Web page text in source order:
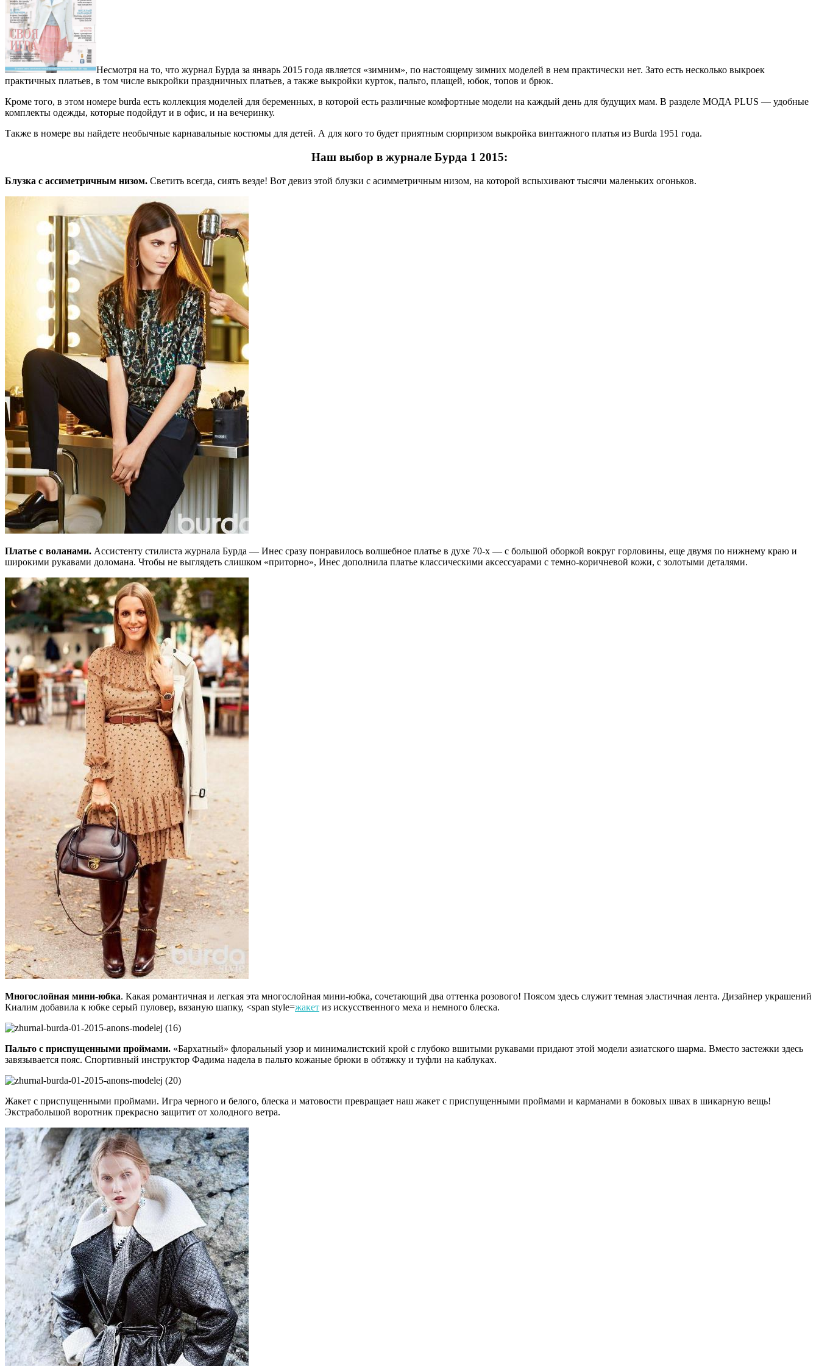
Несмотря на то, что журнал Бурда за январь 2015 года является «зимним», по настоящему зимних моделей в нем практически нет. Зато есть несколько выкроек
практичных платьев, в том числе выкройки праздничных платьев, а также выкройки курток, пальто, плащей, юбок, топов и брюк.
Кроме того, в этом номере burda есть коллекция моделей для беременных, в которой есть различные комфортные модели на каждый день для будущих мам. В разделе МОДА PLUS — удобные
комплекты одежды, которые подойдут и в офис, и на вечеринку.
Также в номере вы найдете необычные карнавальные костюмы для детей. А для кого то будет приятным сюрпризом выкройка винтажного платья из Burda 1951 года.
Наш выбор в журнале Бурда 1 2015:
Блузка с ассиметричным низом. Светить всегда, сиять везде! Вот девиз этой блузки с асимметричным низом, на которой вспыхивают тысячи маленьких огоньков.
Платье с воланами. Ассистенту стилиста журнала Бурда — Инес сразу понравилось волшебное платье в духе 70-х — с большой оборкой вокруг горловины, еще двумя по нижнему краю и
широкими рукавами доломана. Чтобы не выглядеть слишком «приторно», Инес дополнила платье классическими аксессуарами с темно-коричневой кожи, с золотыми деталями.
Многослойная мини-юбка. Какая романтичная и легкая эта многослойная мини-юбка, сочетающий два оттенка розового! Поясом здесь служит темная эластичная лента. Дизайнер украшений
Киалим добавила к юбке серый пуловер, вязаную шапку, <span style=жакет из искусственного меха и немного блеска.
Пальто с приспущенными проймами. «Бархатный» флоральный узор и минималистский крой с глубоко вшитыми рукавами придают этой модели азиатского шарма. Вместо застежки здесь
завязывается пояс. Спортивный инструктор Фадима надела в пальто кожаные брюки в обтяжку и туфли на каблуках.
Жакет с приспущенными проймами. Игра черного и белого, блеска и матовости превращает наш жакет с приспущенными проймами и карманами в боковых швах в шикарную вещь!
Экстрабольшой воротник прекрасно защитит от холодного ветра.